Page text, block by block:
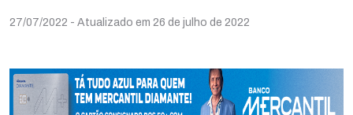
27/07/2022 - Atualizado em 26 de julho de 2022